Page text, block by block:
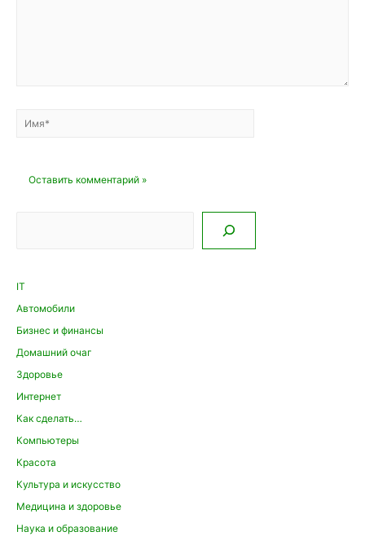
Имя*
IT
Автомобили
Бизнес и финансы
Домашний очаг
Здоровье
Интернет
Как сделать…
Компьютеры
Красота
Культура и искусство
Медицина и здоровье
Наука и образование